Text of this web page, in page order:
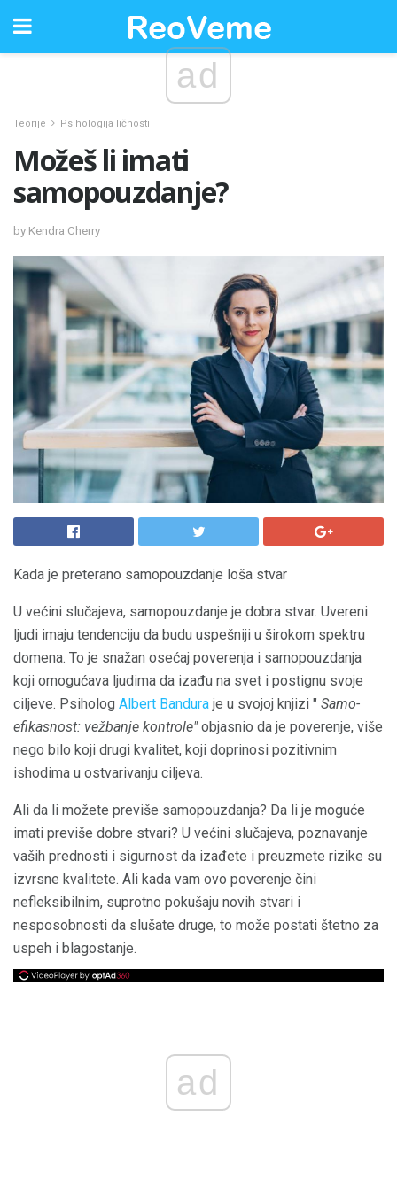
ad
Teorije Psihologija ličnosti
Možeš li imati
samopouzdanje?
by Kendra Cherry
Kada je preterano samopouzdanje loša stvar
U većini slučajeva, samopouzdanje je dobra stvar. Uvereni
ljudi imaju tendenciju da budu uspešniji u širokom spektru
domena. To je snažan osećaj poverenja i samopouzdanja
koji omogućava ljudima da izađu na svet i postignu svoje
ciljeve. Psiholog Albert Bandura je u svojoj knjizi " Samo-
efikasnost: vežbanje kontrole"objasnio da je poverenje, više
nego bilo koji drugi kvalitet, koji doprinosi pozitivnim
ishodima u ostvarivanju ciljeva.
Ali da li možete previše samopouzdanja? Da li je moguće
imati previše dobre stvari? U većini slučajeva, poznavanje
vaših prednosti i sigurnost da izađete i preuzmete rizike su
izvrsne kvalitete. Ali kada vam ovo poverenje čini
nefleksibilnim, suprotno pokušaju novih stvari i
nesposobnosti da slušate druge, to može postati štetno za
uspeh i blagostanje.
ad